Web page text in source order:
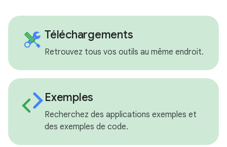
Téléchargements
Retrouvez tous vos outils au même endroit.
Exemples
Recherchez des applications exemples et
des exemples de code.